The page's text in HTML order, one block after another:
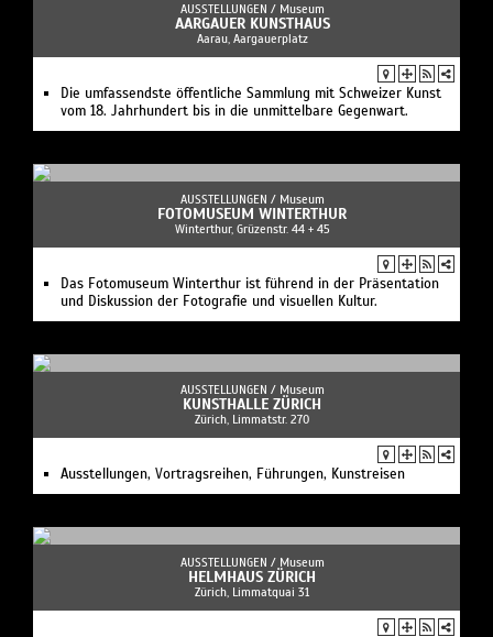
AUSSTELLUNGEN / Museum
AARGAUER KUNSTHAUS
Aarau, Aargauerplatz
Die umfassendste öffentliche Sammlung mit Schweizer Kunst
vom 18. Jahrhundert bis in die unmittelbare Gegenwart.
AUSSTELLUNGEN / Museum
FOTOMUSEUM WINTERTHUR
Winterthur, Grüzenstr. 44 + 45
Das Fotomuseum Winterthur ist führend in der Präsentation
und Diskussion der Fotografie und visuellen Kultur.
AUSSTELLUNGEN / Museum
KUNSTHALLE ZÜRICH
Zürich, Limmatstr. 270
Ausstellungen, Vortragsreihen, Führungen, Kunstreisen
AUSSTELLUNGEN / Museum
HELMHAUS ZÜRICH
Zürich, Limmatquai 31